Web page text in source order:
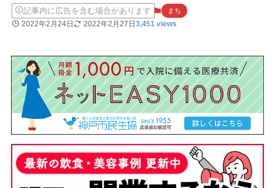
記事内に広告を含む場合があります まち
2022年2月24日 2022年2月27日3,451 views